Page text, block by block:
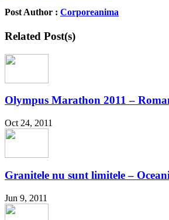
Post Author : Corporeanima
Related Post(s)
Olympus Marathon 2011 –
Oct 24, 2011
Granitele nu sunt limitele –
Jun 9, 2011